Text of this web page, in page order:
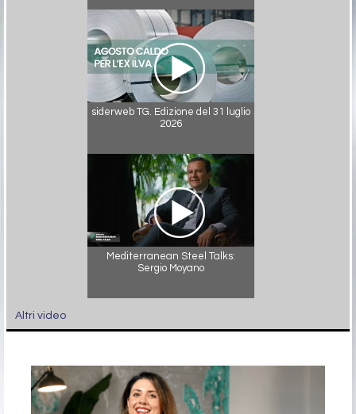
siderweb TG. Edizione del 31 luglio
2026
Mediterranean Steel Talks:
Sergio Moyano
Altri video